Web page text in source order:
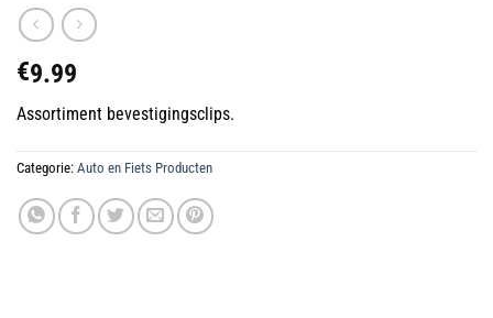
€9.99
Assortiment bevestigingsclips.
Categorie: Auto en Fiets Producten